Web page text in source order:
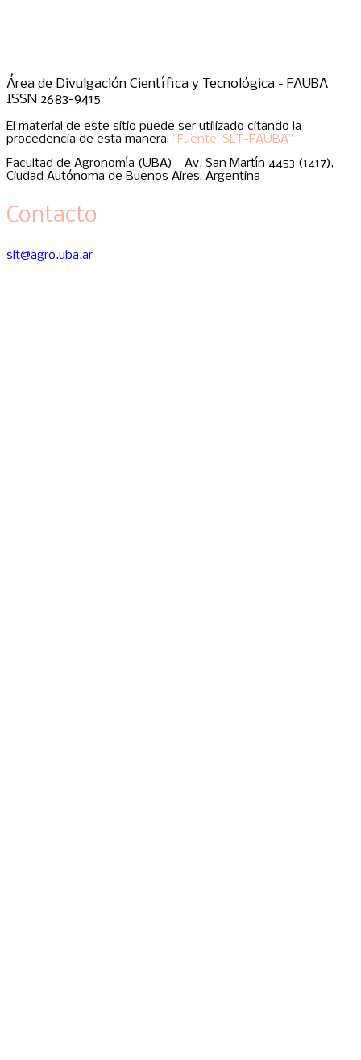
Área de Divulgación Científica y Tecnológica - FAUBA
ISSN 2683-9415
El material de este sitio puede ser utilizado citando la
procedencia de esta manera: "Fuente: SLT-FAUBA"
Facultad de Agronomía (UBA) - Av. San Martín 4453 (1417),
Ciudad Autónoma de Buenos Aires, Argentina
Contacto
slt@agro.uba.ar